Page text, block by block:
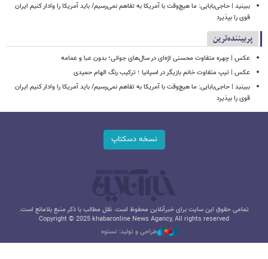
ببینید | حاجی‌بابایی: ما هیچ‌وقت با آمریکا به تفاهم نمی‌رسیم/ باید آمریکا را وادار کنیم ایران
قوی را بپذیرد
پربیننده‌ترین
عکس | چهره متفاوت محسنی اژه‌ای در سال‌های جوانی؛ بدون عبا و عمامه
عکس | تیپ متفاوت خانم بازیگر در اسپانیا ؛ ترکیب رنگ الهام حمیدی
ببینید | حاجی‌بابایی: ما هیچ‌وقت با آمریکا به تفاهم نمی‌رسیم/ باید آمریکا را وادار کنیم ایران
قوی را بپذیرد
نسخه دسکتاپ
تمامی حقوق این سایت برای خبرآنلاین محفوظ است. نقل مطالب با ذکر منبع بلامانع است.
Copyright © 2025 khabaronline News Agancy, All rights reserved
طراحی و تولید: نستوه